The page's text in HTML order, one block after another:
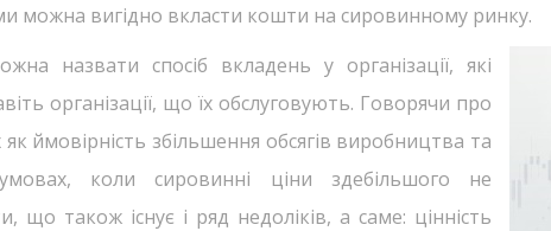
можна вигідно вкласти кошти на сировинному ринку.
назвати спосіб вкладень у організації, які
організації, що їх обслуговують. Говорячи про
ймовірність збільшення обсягів виробництва та
умовах, коли сировинні ціни здебільшого не
що також існує і ряд недоліків, а саме: цінність